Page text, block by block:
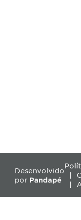
Desenvolvido
por Pandapé